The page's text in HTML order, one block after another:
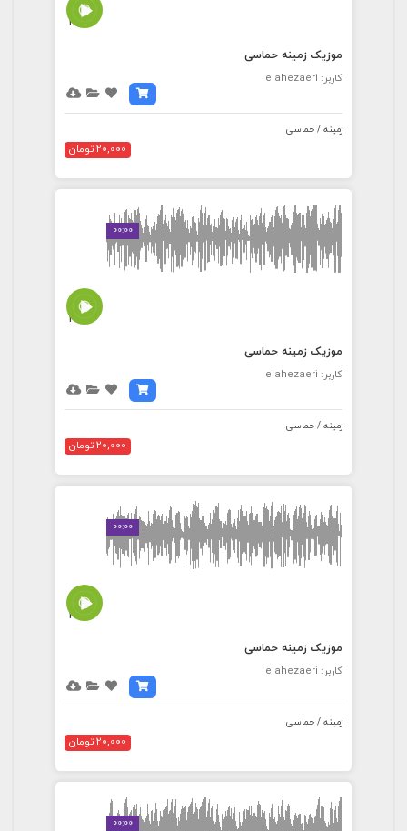
3:12
موزیک زمینه حماسی
کاربر: elahezaeri
زمینه / حماسی
20,000 تومان
00:00
2:24
موزیک زمینه حماسی
کاربر: elahezaeri
زمینه / حماسی
20,000 تومان
00:00
4:59
موزیک زمینه حماسی
کاربر: elahezaeri
زمینه / حماسی
20,000 تومان
00:00